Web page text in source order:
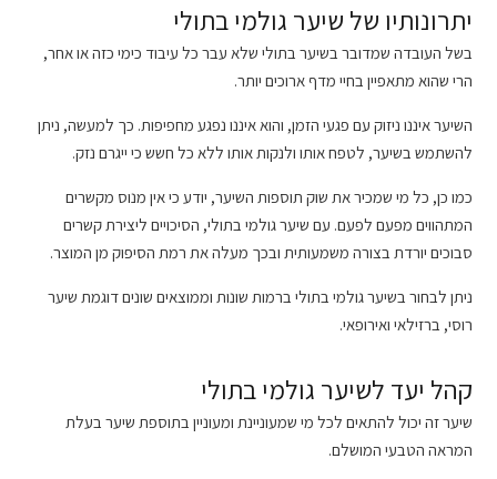
יתרונותיו של שיער גולמי בתולי
בשל העובדה שמדובר בשיער בתולי שלא עבר כל עיבוד כימי כזה או אחר,
הרי שהוא מתאפיין בחיי מדף ארוכים יותר.
השיער איננו ניזוק עם פגעי הזמן, והוא איננו נפגע מחפיפות. כך למעשה, ניתן
להשתמש בשיער, לטפח אותו ולנקות אותו ללא כל חשש כי ייגרם נזק.
כמו כן, כל מי שמכיר את שוק תוספות השיער, יודע כי אין מנוס מקשרים
המתהווים מפעם לפעם. עם שיער גולמי בתולי, הסיכויים ליצירת קשרים
סבוכים יורדת בצורה משמעותית ובכך מעלה את רמת הסיפוק מן המוצר.
ניתן לבחור בשיער גולמי בתולי ברמות שונות וממוצאים שונים דוגמת שיער
רוסי, ברזילאי ואירופאי.
קהל יעד לשיער גולמי בתולי
שיער זה יכול להתאים לכל מי שמעוניינת ומעוניין בתוספת שיער בעלת
המראה הטבעי המושלם.